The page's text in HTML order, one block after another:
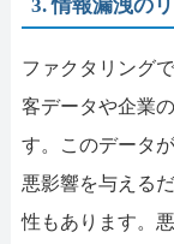
3. 情報漏洩の
ファクタリング
客データや企業
す。このデータ
悪影響を与える
性もあります。